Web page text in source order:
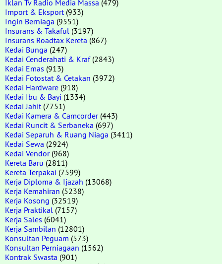
Iklan Tv Radio Media Massa (479)
Import & Eksport (933)
Ingin Berniaga (9551)
Insurans & Takaful (3197)
Insurans Roadtax Kereta (867)
Kedai Bunga (247)
Kedai Cenderahati & Kraf(2843)
Kedai Emas (913)
Kedai Fotostat & Cetakan (3972)
Kedai Hardware (918)
Kedai Ibu & Bayi (1334)
Kedai Jahit (7751)
Kedai Kamera & Camcorder(443)
Kedai Runcit & Serbaneka (697)
Kedai Separuh & Ruang Niaga (3411)
Kedai Sewa (2924)
Kedai Vendor(968)
Kereta Baru (2811)
Kereta Terpakai (7599)
Kerja Diploma & Ijazah (13068)
Kerja Kemahiran (5238)
Kerja Kosong (32519)
Kerja Praktikal (7157)
Kerja Sales (6041)
Kerja Sambilan (12801)
Konsultan Peguam (573)
Konsultan Perniagaan (1562)
Kontrak Swasta (901)